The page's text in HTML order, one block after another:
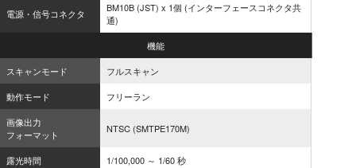
電源・信号コネクタ
BM10B (JST) x 1個 (インターフェースコネクタ共
通)
機能
スキャンモード
フルスキャン
動作モード
フリーラン
画像出力
フォーマット
NTSC (SMTPE170M)
露光時間
1/100,000 ～ 1/60 秒